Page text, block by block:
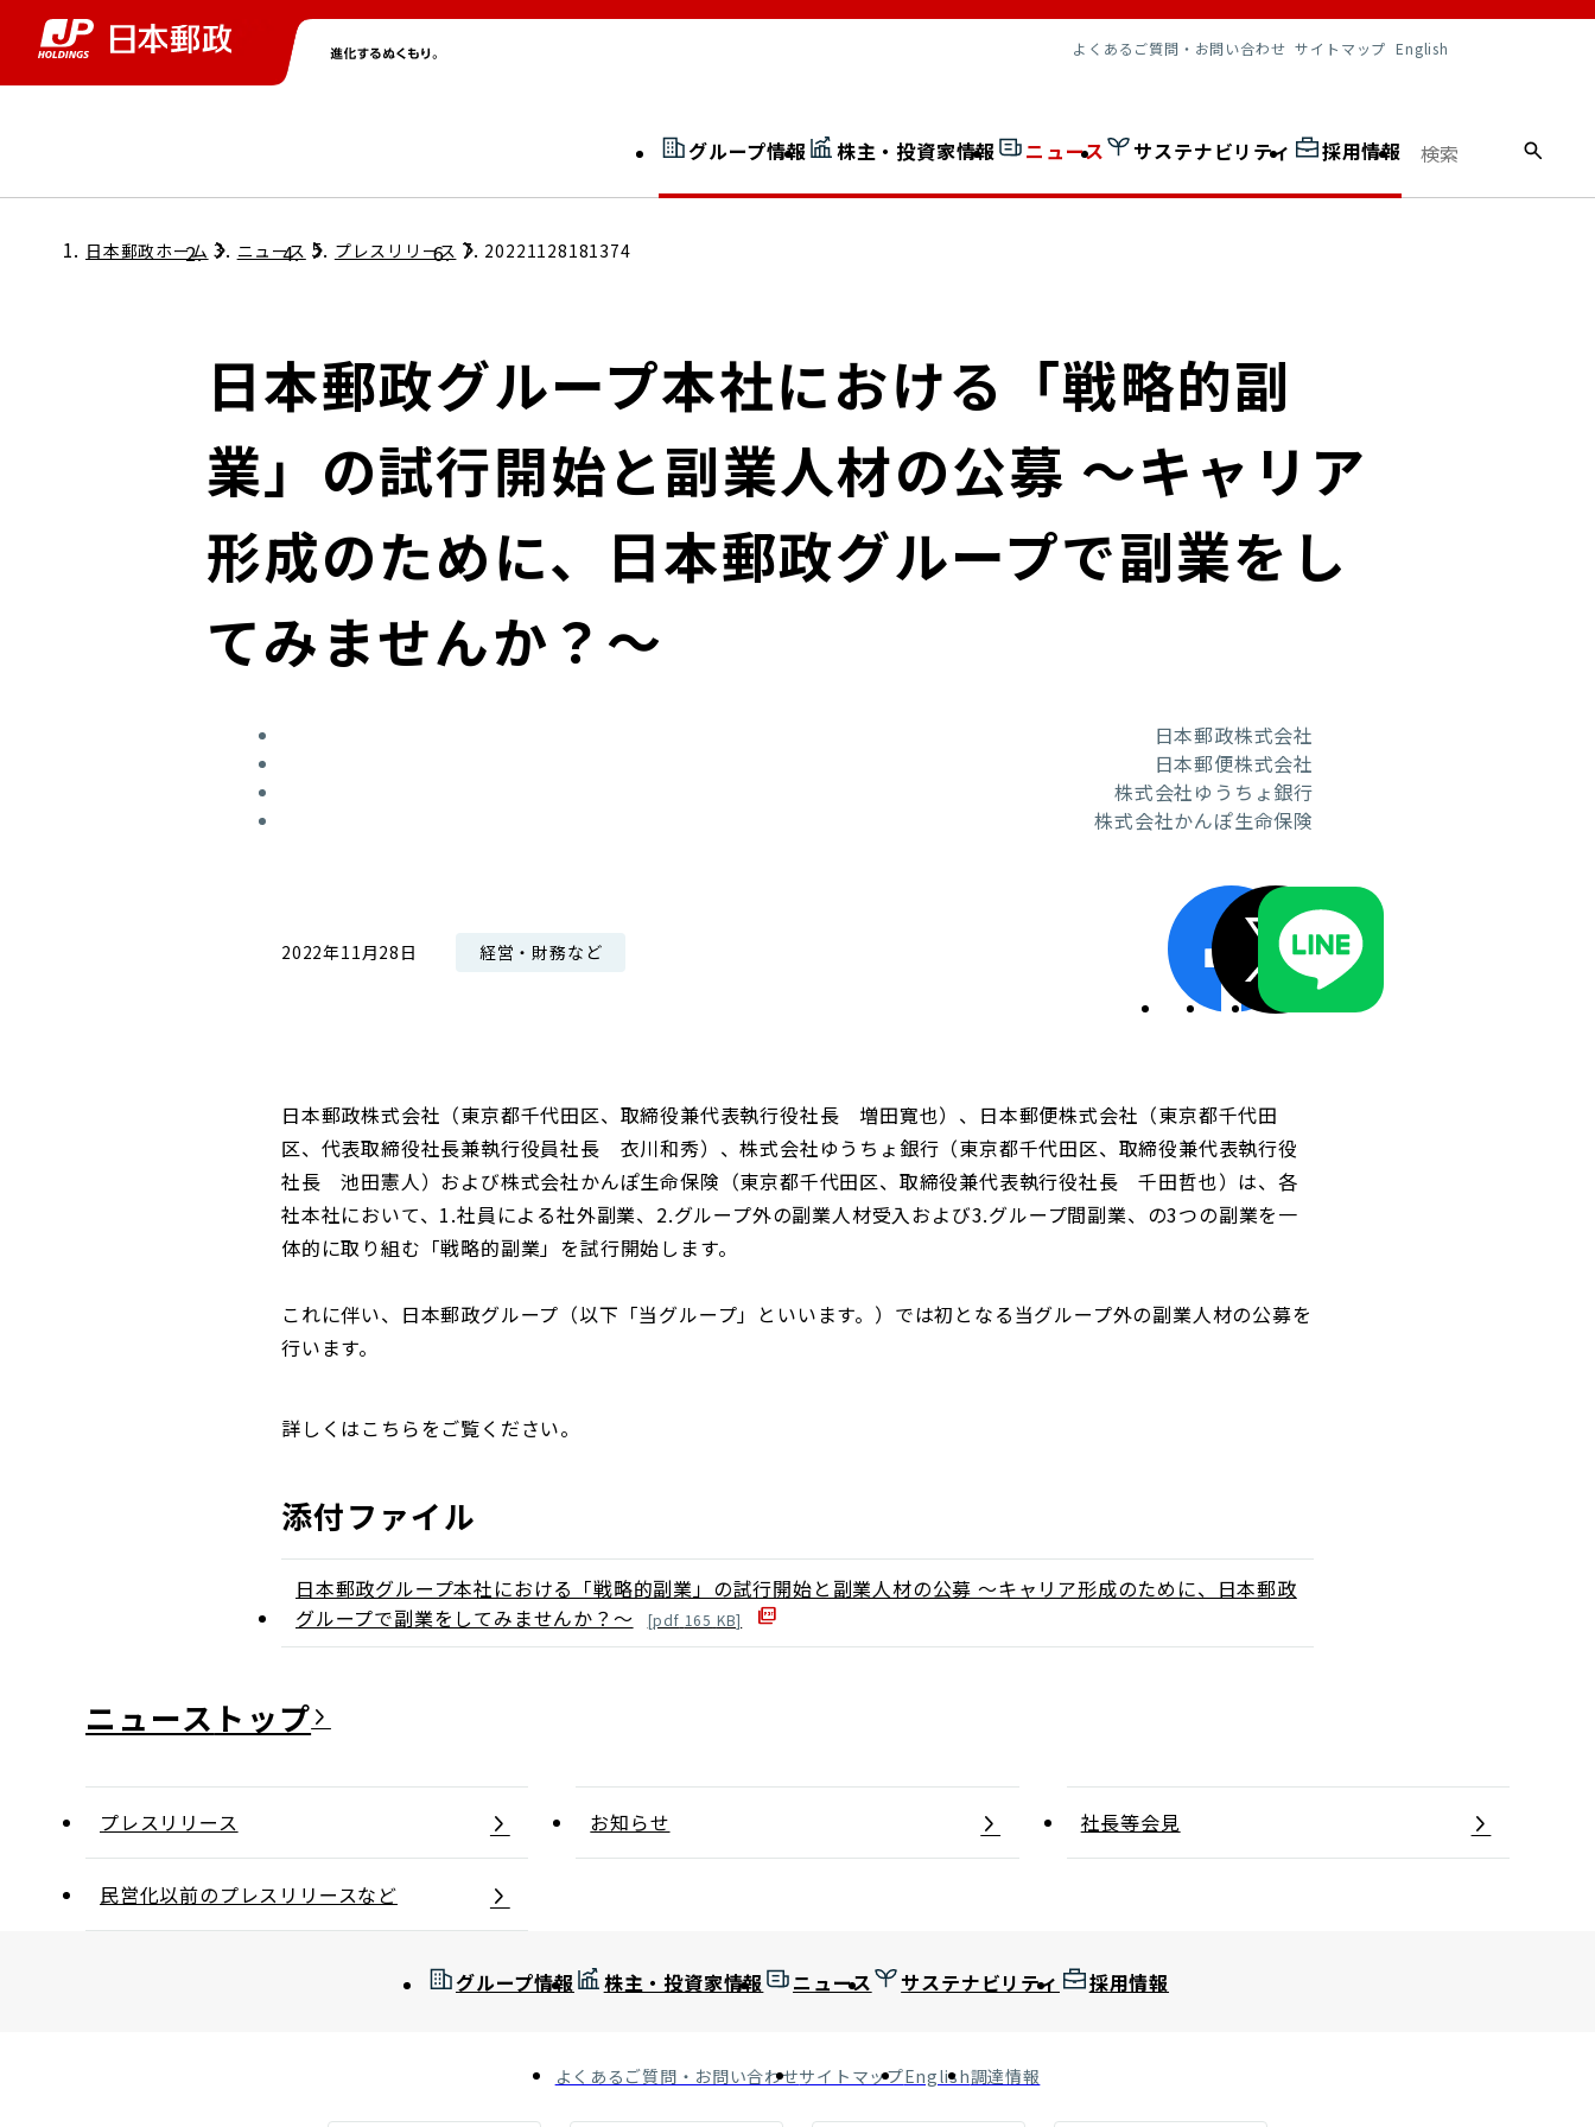
よくあるご質問・お問い合わせ サイトマップ English
グループ情報
グループ情報トップ
コンダクト向上の取組み
ローカル共創イニシアティブ
社長室通信
JP 改革実行委員会
広告ギャラリー
日本郵政グループ女子陸上部
株主・投資家情報
株主・投資家情報トップ
個人投資家のみなさまへ
IRに関するQ＆A
ニュース
ニューストップ
サステナビリティ
サステナビリティトップ
担当役員メッセージ
サステナビリティマネジメント
持続可能な金融のフレームワーク
開示情報検索
採用情報
採用情報トップ
日本郵政ホーム ニュース プレスリリース 20221128181374
日本郵政グループ本社における「戦略的副
業」の試行開始と副業人材の公募 ～キャリア
形成のために、日本郵政グループで副業をし
てみませんか？～
日本郵政株式会社
日本郵便株式会社
株式会社ゆうちょ銀行
株式会社かんぽ生命保険
2022年11月28日 経営・財務など
日本郵政株式会社（東京都千代田区、取締役兼代表執行役社長 増田寬也）、日本郵便株式会社（東京都千代田
区、代表取締役社長兼執行役員社長 衣川和秀）、株式会社ゆうちょ銀行（東京都千代田区、取締役兼代表執行役
社長 池田憲人）および株式会社かんぽ生命保険（東京都千代田区、取締役兼代表執行役社長 千田哲也）は、各
社本社において、1.社員による社外副業、2.グループ外の副業人材受入および3.グループ間副業、の3つの副業を一
体的に取り組む「戦略的副業」を試行開始します。
これに伴い、日本郵政グループ（以下「当グループ」といいます。）では初となる当グループ外の副業人材の公募を
行います。
詳しくはこちらをご覧ください。
添付ファイル
日本郵政グループ本社における「戦略的副業」の試行開始と副業人材の公募 ～キャリア形成のために、日本郵政
グループで副業をしてみませんか？～
[pdf 165 KB]
ニュース
プレスリリース お知らせ 社長等会見
民営化以前のプレスリリースなど
グループ情報 株主・投資家情報 ニュース サステナビリティ 採用情報
よくあるご質問・お問い合わせサイトマップEnglish調達情報